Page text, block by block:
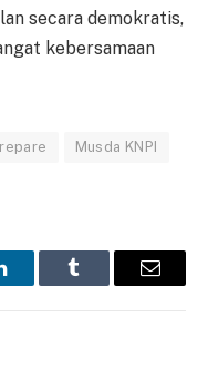
secara demokratis,
kebersamaan
Musda KNPI
Tumblr Email